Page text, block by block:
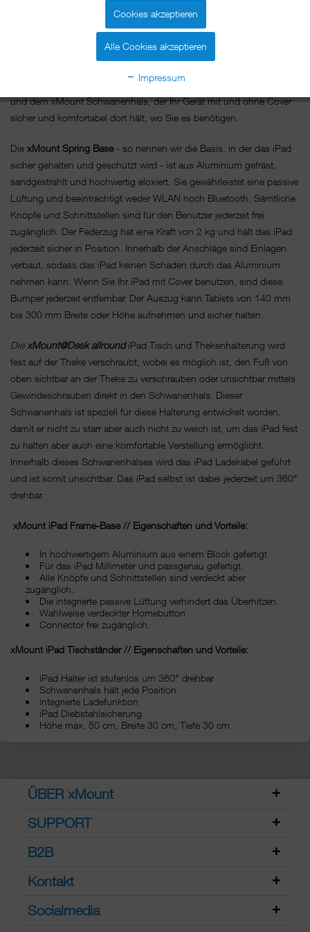
komfortabel auf jedem Tisch oder jeder Verkaufstheke. Mit
maximaler Flexibilität lässt sich das iPad in jede erdenkliche Position
bringen und das superflexibel mit dem Schwanenhals. Es gibt keine
Position, die das iPad nicht hält versprochen.
besteht aus der xMount Spring Base
und dem xMount Schwanenhals, der Ihr Gerät mit und ohne Cover
sicher und komfortabel dort hält, wo Sie es benötigen.
Die xMount Spring Base- so nennen wir die Basis, in der das iPad
sicher gehalten und geschützt wird - ist aus Aluminium gefräst,
sandgestrahlt und hochwertig eloxiert. Sie gewährleistet eine passive
Lüftung und beeinträchtigt weder WLAN noch Bluetooth. Sämtliche
Knöpfe und Schnittstellen sind für den Benutzer jederzeit frei
zugänglich. Der Federzug hat eine Kraft von 2 kg und hält das iPad
jederzeit sicher in Position. Innerhalb der Anschläge sind Einlagen
verbaut, sodass das iPad keinen Schaden durch das Aluminium
nehmen kann. Wenn Sie Ihr iPad mit Cover benutzen, sind diese
Bumper jederzeit entfernbar. Der Auszug kann Tablets von 140 mm
bis 300 mm Breite oder Höhe aufnehmen und sicher halten.
Die xMount@Desk allroundiPad Tisch und Thekenhalterung wird
fest auf der Theke verschraubt, wobei es möglich ist, den Fuß von
oben sichtbar an der Theke zu verschrauben oder unsichtbar mittels
Gewindeschrauben direkt in den Schwanenhals. Dieser
Schwanenhals ist speziell für diese Halterung entwickelt worden,
damit er nicht zu starr aber auch nicht zu weich ist, um das iPad fest
zu halten aber auch eine komfortable Verstellung ermöglicht.
Innerhalb dieses Schwanenhalses wird das iPad Ladekabel geführt
und ist somit unsichtbar. Das iPad selbst ist dabei jederzeit um 360°
drehbar.
xMount iPad Frame-Base // Eigenschaften und Vorteile:
In hochwertigem Aluminium aus einem Block gefertigt
Für das iPad Millimeter und passgenau gefertigt.
Alle Knöpfe und Schnittstellen sind verdeckt aber
zugänglich.
Die integrierte passive Lüftung verhindert das Überhitzen.
Wahlweise verdeckter Homebutton
Connector frei zugänglich.
xMount iPad Tischständer // Eigenschaften und Vorteile:
iPad Halter ist stufenlos um 360° drehbar
Schwanenhals hält jede Position
integrierte Ladefunktion
iPad Diebstahlsicherung
Höhe max. 50 cm, Breite 30 cm, Tiefe 30 cm
ÜBER xMount
SUPPORT
B2B
Kontakt
Socialmedia
Cookies akzeptieren
Alle Cookies akzeptieren
Impressum